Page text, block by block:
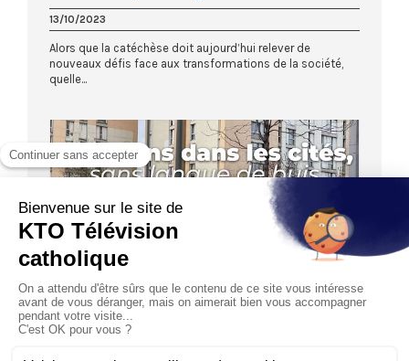
13/10/2023
Alors que la catéchèse doit aujourd’hui relever de
nouveaux défis face aux transformations de la société,
quelle...
Chrétiens dans les cités, sans langue de buis
15/09/2023